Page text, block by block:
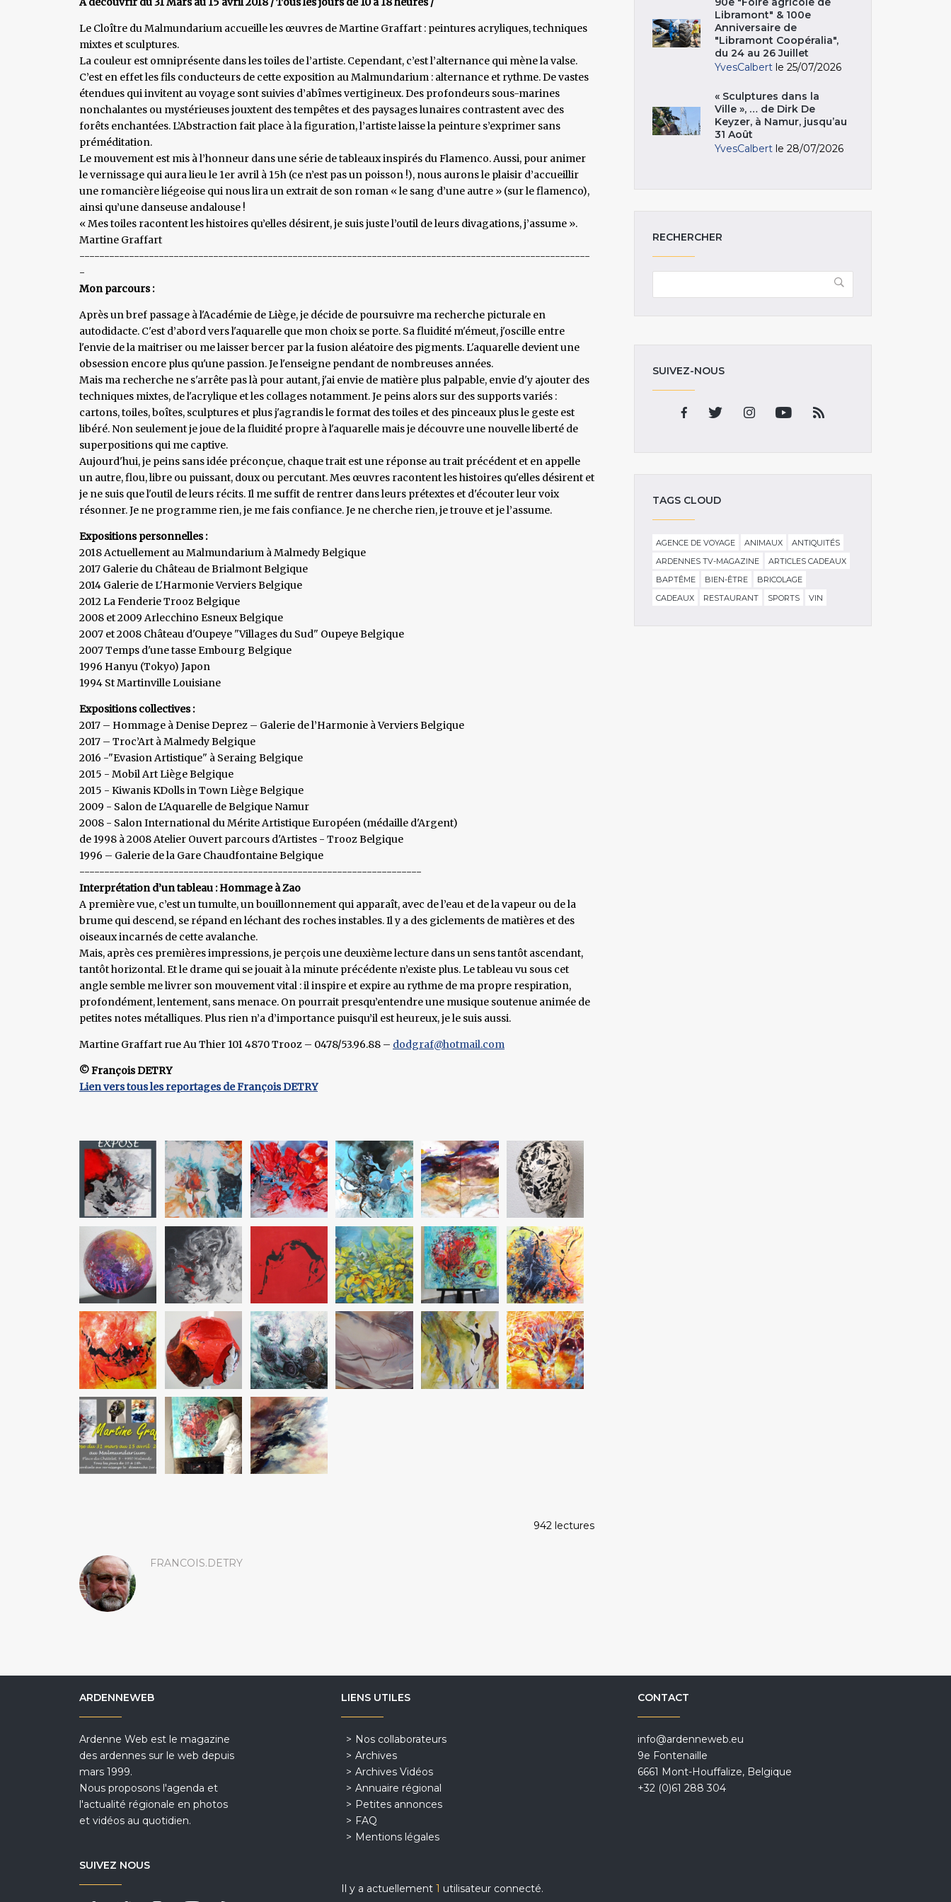
Le Cloître du Malmundarium accueille les œuvres de Martine Graffart : peintures acryliques, techniques
mixtes et sculptures.
La couleur est omniprésente dans les toiles de l’artiste. Cependant, c’est l’alternance qui mène la valse.
C’est en effet les fils conducteurs de cette exposition au Malmundarium : alternance et rythme. De vastes
étendues qui invitent au voyage sont suivies d’abîmes vertigineux. Des profondeurs sous-marines
nonchalantes ou mystérieuses jouxtent des tempêtes et des paysages lunaires contrastent avec des
forêts enchantées. L’Abstraction fait place à la figuration, l’artiste laisse la peinture s’exprimer sans
préméditation.
Le mouvement est mis à l’honneur dans une série de tableaux inspirés du Flamenco. Aussi, pour animer
le vernissage qui aura lieu le 1er avril à 15h (ce n’est pas un poisson !), nous aurons le plaisir d’accueillir
une romancière liégeoise qui nous lira un extrait de son roman « le sang d’une autre » (sur le flamenco),
ainsi qu’une danseuse andalouse !
« Mes toiles racontent les histoires qu’elles désirent, je suis juste l’outil de leurs divagations, j’assume ».
Martine Graffart
-------------------------------------------------------------------------------------------------------
-
Mon parcours :
Après un bref passage à l'Académie de Liège, je décide de poursuivre ma recherche picturale en
autodidacte. C'est d’abord vers l'aquarelle que mon choix se porte. Sa fluidité m'émeut, j'oscille entre
l'envie de la maitriser ou me laisser bercer par la fusion aléatoire des pigments. L'aquarelle devient une
obsession encore plus qu'une passion. Je l'enseigne pendant de nombreuses années.
Mais ma recherche ne s'arrête pas là pour autant, j'ai envie de matière plus palpable, envie d'y ajouter des
techniques mixtes, de l'acrylique et les collages notamment. Je peins alors sur des supports variés :
cartons, toiles, boîtes, sculptures et plus j'agrandis le format des toiles et des pinceaux plus le geste est
libéré. Non seulement je joue de la fluidité propre à l'aquarelle mais je découvre une nouvelle liberté de
superpositions qui me captive.
Aujourd'hui, je peins sans idée préconçue, chaque trait est une réponse au trait précédent et en appelle
un autre, flou, libre ou puissant, doux ou percutant. Mes œuvres racontent les histoires qu'elles désirent et
je ne suis que l'outil de leurs récits. Il me suffit de rentrer dans leurs prétextes et d'écouter leur voix
résonner. Je ne programme rien, je me fais confiance. Je ne cherche rien, je trouve et je l’assume.
Expositions personnelles :
2018 Actuellement au Malmundarium à Malmedy Belgique
2017 Galerie du Château de Brialmont Belgique
2014 Galerie de L'Harmonie Verviers Belgique
2012 La Fenderie Trooz Belgique
2008 et 2009 Arlecchino Esneux Belgique
2007 et 2008 Château d'Oupeye "Villages du Sud" Oupeye Belgique
2007 Temps d'une tasse Embourg Belgique
1996 Hanyu (Tokyo) Japon
1994 St Martinville Louisiane
Expositions collectives :
2017 – Hommage à Denise Deprez – Galerie de l’Harmonie à Verviers Belgique
2017 – Troc’Art à Malmedy Belgique
2016 -"Evasion Artistique" à Seraing Belgique
2015 - Mobil Art Liège Belgique
2015 - Kiwanis KDolls in Town Liège Belgique
2009 - Salon de L'Aquarelle de Belgique Namur
2008 - Salon International du Mérite Artistique Européen (médaille d'Argent)
de 1998 à 2008 Atelier Ouvert parcours d'Artistes - Trooz Belgique
1996 – Galerie de la Gare Chaudfontaine Belgique
---------------------------------------------------------------------
Interprétation d’un tableau : Hommage à Zao
A première vue, c’est un tumulte, un bouillonnement qui apparaît, avec de l’eau et de la vapeur ou de la
brume qui descend, se répand en léchant des roches instables. Il y a des giclements de matières et des
oiseaux incarnés de cette avalanche.
Mais, après ces premières impressions, je perçois une deuxième lecture dans un sens tantôt ascendant,
tantôt horizontal. Et le drame qui se jouait à la minute précédente n’existe plus. Le tableau vu sous cet
angle semble me livrer son mouvement vital : il inspire et expire au rythme de ma propre respiration,
profondément, lentement, sans menace. On pourrait presqu’entendre une musique soutenue animée de
petites notes métalliques. Plus rien n’a d’importance puisqu’il est heureux, je le suis aussi.
Martine Graffart rue Au Thier 101 4870 Trooz – 0478/53.96.88 – dodgraf@hotmail.com
© François DETRY
Lien vers tous les reportages de François DETRY
942 lectures
FRANCOIS.DETRY
Libramont" & 100e
Anniversaire de
"Libramont Coopéralia",
du 24 au 26 Juillet
YvesCalbert le 25/07/2026
« Sculptures dans la
Ville », … de Dirk De
Keyzer, à Namur, jusqu’au
31 Août
YvesCalbert le 28/07/2026
RECHERCHER
SUIVEZ-NOUS
TAGS CLOUD
AGENCE DE VOYAGE ANIMAUX
ANTIQUITÉS
ARDENNES TV-MAGAZINE
ARTICLES CADEAUX
BAPTÊME
BIEN-ÊTRE
BRICOLAGE
CADEAUX
RESTAURANT SPORTS VIN
ARDENNEWEB
Ardenne Web est le magazine
des ardennes sur le web depuis
mars 1999.
Nous proposons l'agenda et
l'actualité régionale en photos
et vidéos au quotidien.
SUIVEZ NOUS
LIENS UTILES
Nos collaborateurs
Archives
Archives Vidéos
Annuaire régional
Petites annonces
FAQ
Mentions légales
Il y a actuellement 1 utilisateur connecté.
CONTACT
info@ardenneweb.eu
9e Fontenaille
6661 Mont-Houffalize, Belgique
+32 (0)61 288 304